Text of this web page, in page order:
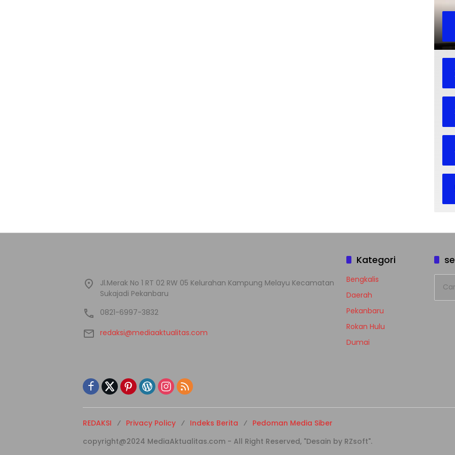
Jl.Merak No 1 RT 02 RW 05 Kelurahan Kampung Melayu Kecamatan
Sukajadi Pekanbaru
0821-6997-3832
redaksi@mediaaktualitas.com
Kategori
Bengkalis
Daerah
Pekanbaru
Rokan Hulu
Dumai
untuk:
REDAKSI Privacy Policy Indeks Berita
Pedoman Media Siber
copyright@2024 MediaAktualitas.com - All Right Reserved, "Desain by RZsoft".